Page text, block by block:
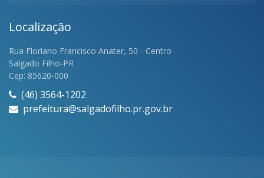
Localização
Rua Floriano Francisco Anater, 50 - Centro
Salgado Filho-PR
Cep: 85620-000
(46) 3564-1202
prefeitura@salgadofilho.pr.gov.br